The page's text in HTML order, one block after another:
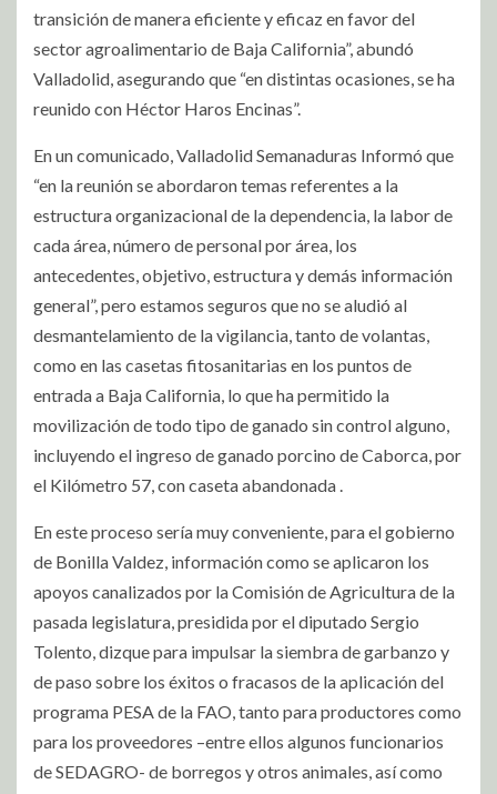
transición de manera eficiente y eficaz en favor del
sector agroalimentario de Baja California”, abundó
Valladolid, asegurando que “en distintas ocasiones, se ha
reunido con Héctor Haros Encinas”.
En un comunicado, Valladolid Semanaduras Informó que
“en la reunión se abordaron temas referentes a la
estructura organizacional de la dependencia, la labor de
cada área, número de personal por área, los
antecedentes, objetivo, estructura y demás información
general”, pero estamos seguros que no se aludió al
desmantelamiento de la vigilancia, tanto de volantas,
como en las casetas fitosanitarias en los puntos de
entrada a Baja California, lo que ha permitido la
movilización de todo tipo de ganado sin control alguno,
incluyendo el ingreso de ganado porcino de Caborca, por
el Kilómetro 57, con caseta abandonada .
En este proceso sería muy conveniente, para el gobierno
de Bonilla Valdez, información como se aplicaron los
apoyos canalizados por la Comisión de Agricultura de la
pasada legislatura, presidida por el diputado Sergio
Tolento, dizque para impulsar la siembra de garbanzo y
de paso sobre los éxitos o fracasos de la aplicación del
programa PESA de la FAO, tanto para productores como
para los proveedores –entre ellos algunos funcionarios
de SEDAGRO- de borregos y otros animales, así como